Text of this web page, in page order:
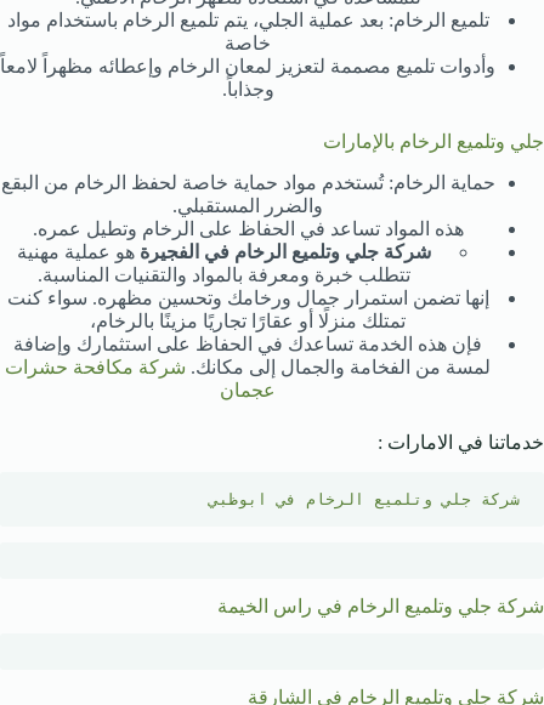
تلميع الرخام: بعد عملية الجلي، يتم تلميع الرخام باستخدام مواد
خاصة
وأدوات تلميع مصممة لتعزيز لمعان الرخام وإعطائه مظهراً لامعاً
وجذاباً.
جلي وتلميع الرخام بالإمارات
حماية الرخام: تُستخدم مواد حماية خاصة لحفظ الرخام من البقع
والضرر المستقبلي.
هذه المواد تساعد في الحفاظ على الرخام وتطيل عمره.
شركة جلي وتلميع الرخام في الفجيرةهو عملية مهنية
تتطلب خبرة ومعرفة بالمواد والتقنيات المناسبة.
إنها تضمن استمرار جمال ورخامك وتحسين مظهره. سواء كنت
تمتلك منزلًا أو عقارًا تجاريًا مزينًا بالرخام،
فإن هذه الخدمة تساعدك في الحفاظ على استثمارك وإضافة
لمسة من الفخامة والجمال إلى مكانك. شركة مكافحة حشرات
عجمان
خدماتنا في الامارات :
شركة جلي وتلميع الرخام في ابوظبي
شركة جلي وتلميع الرخام في راس الخيمة
شركة جلي وتلميع الرخام في الشارقة